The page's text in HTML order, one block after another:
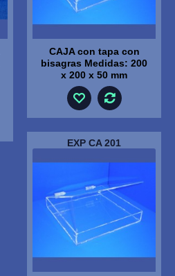
CAJA con tapa con
bisagras Medidas: 200
x 200 x 50 mm
EXP CA 201